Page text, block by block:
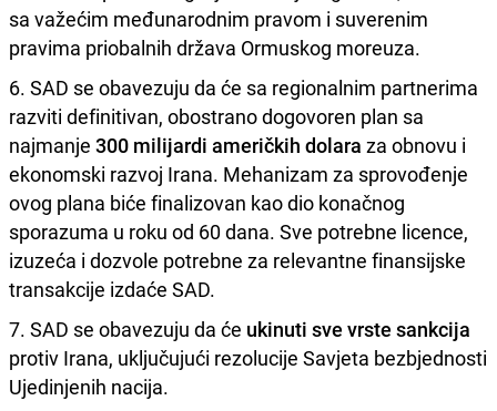
sa važećim međunarodnim pravom i suverenim
pravima priobalnih država Ormuskog moreuza.
6. SAD se obavezuju da će sa regionalnim partnerima
razviti definitivan, obostrano dogovoren plan sa
najmanje 300 milijardi američkih dolara za obnovu i
ekonomski razvoj Irana. Mehanizam za sprovođenje
ovog plana biće finalizovan kao dio konačnog
sporazuma u ​​roku od 60 dana. Sve potrebne licence,
izuzeća i dozvole potrebne za relevantne finansijske
transakcije izdaće SAD.
7. SAD se obavezuju da će ukinuti sve vrste sankcija
protiv Irana, uključujući rezolucije Savjeta bezbjednosti
Ujedinjenih nacija.